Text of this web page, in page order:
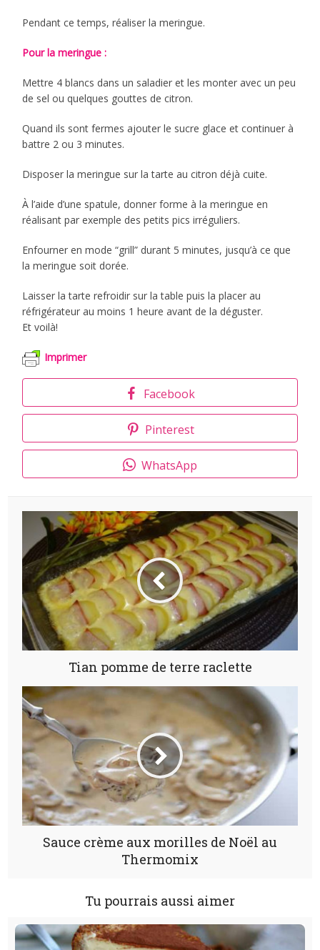
Pendant ce temps, réaliser la meringue.
Pour la meringue :
Mettre 4 blancs dans un saladier et les monter avec un peu
de sel ou quelques gouttes de citron.
Quand ils sont fermes ajouter le sucre glace et continuer à
battre 2 ou 3 minutes.
Disposer la meringue sur la tarte au citron déjà cuite.
À l’aide d’une spatule, donner forme à la meringue en
réalisant par exemple des petits pics irréguliers.
Enfourner en mode “grill” durant 5 minutes, jusqu’à ce que
la meringue soit dorée.
Laisser la tarte refroidir sur la table puis la placer au
réfrigérateur au moins 1 heure avant de la déguster.
Et voilà!
Imprimer
Facebook
Pinterest
WhatsApp
Tian pomme de terre raclette
Sauce crème aux morilles de Noël au
Thermomix
Tu pourrais aussi aimer